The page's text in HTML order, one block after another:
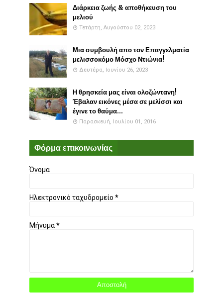
Διάρκεια ζωής & αποθήκευση του
μελιού
Τετάρτη, Αυγούστου 02, 2023
Μια συμβουλή απο τον Επαγγελματία
μελισσοκόμο Μόσχο Ντιώνια!
Δευτέρα, Ιουνίου 26, 2023
Η θρησκεία μας είναι ολοζώντανη!
Έβαλαν εικόνες μέσα σε μελίσσι και
έγινε το θαύμα...
Παρασκευή, Ιουλίου 01, 2016
Φόρμα επικοινωνίας
Όνομα
Ηλεκτρονικό ταχυδρομείο *
Μήνυμα*